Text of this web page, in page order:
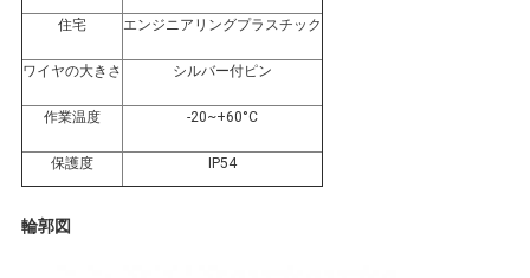
地
住宅 エンジニアリングプラスチック
ワイヤの大きさ シルバー付ピン
作業温度 -20~+60°C
保護度 IP54
輪郭図